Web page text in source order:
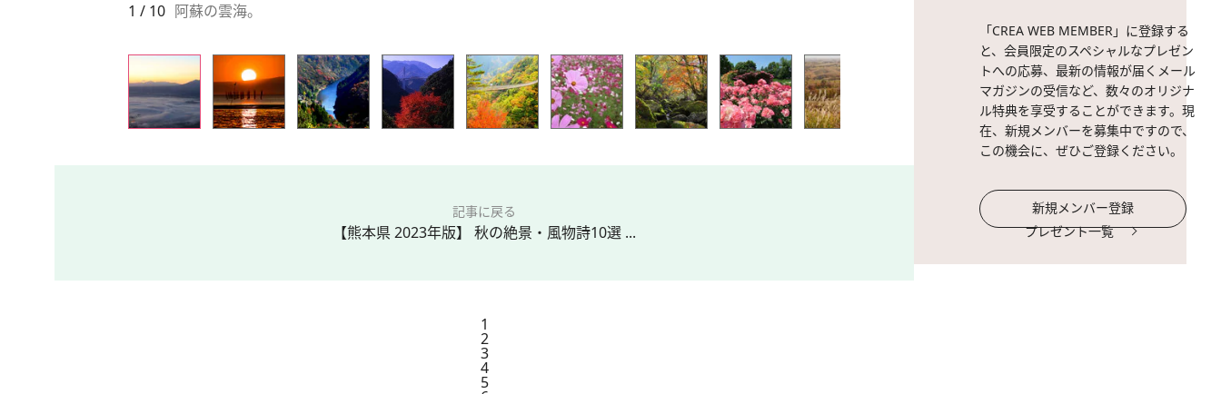
1 / 10 阿蘇の雲海。
記事に戻る
【熊本県 2023年版】 秋の絶景・風物詩10選 ...
1
2
3
4
5
「CREA WEB MEMBER」に登録する
と、会員限定のスペシャルなプレゼン
トへの応募、最新の情報が届くメール
マガジンの受信など、数々のオリジナ
ル特典を享受することができます。現
在、新規メンバーを募集中ですので、
この機会に、ぜひご登録ください。
新規メンバー登録
プレゼント一覧